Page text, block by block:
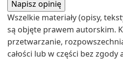
Wszelkie materiały (opisy,
są objęte prawem autorskim.
przetwarzanie,
całości lub w części bez